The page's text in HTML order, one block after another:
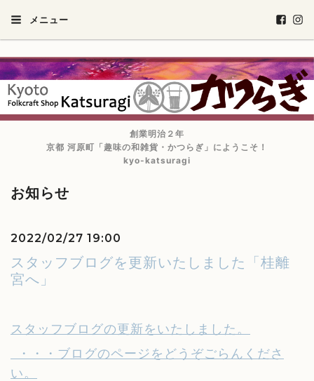
メニュー
創業明治２年
京都 河原町「趣味の和雑貨・かつらぎ」にようこそ！
kyo-katsuragi
お知らせ
2022/02/27 19:00
スタッフブログを更新いたしました「桂離
宮へ」
スタッフブログの更新をいたしました。
・・・ブログのページをどうぞごらんくださ
い。